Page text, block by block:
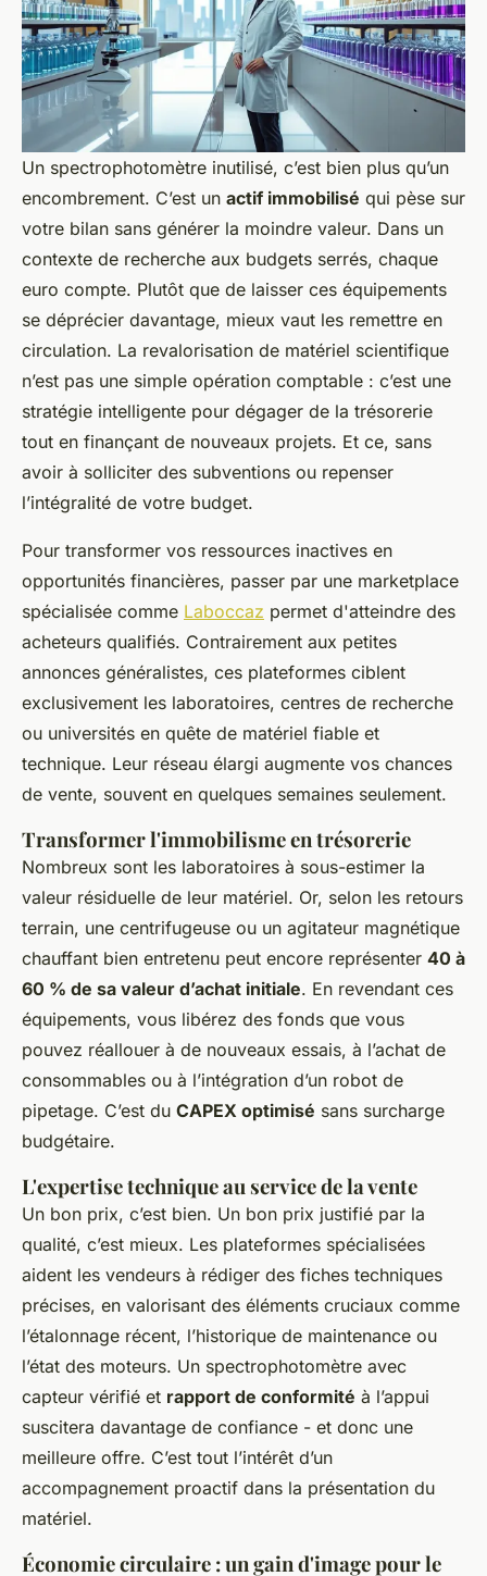
Un spectrophotomètre inutilisé, c’est bien plus qu’un
encombrement. C’est un actif immobilisé qui pèse sur
votre bilan sans générer la moindre valeur. Dans un
contexte de recherche aux budgets serrés, chaque
euro compte. Plutôt que de laisser ces équipements
se déprécier davantage, mieux vaut les remettre en
circulation. La revalorisation de matériel scientifique
n’est pas une simple opération comptable : c’est une
stratégie intelligente pour dégager de la trésorerie
tout en finançant de nouveaux projets. Et ce, sans
avoir à solliciter des subventions ou repenser
l’intégralité de votre budget.
Pour transformer vos ressources inactives en
opportunités financières, passer par une marketplace
spécialisée comme Laboccaz permet d'atteindre des
acheteurs qualifiés. Contrairement aux petites
annonces généralistes, ces plateformes ciblent
exclusivement les laboratoires, centres de recherche
ou universités en quête de matériel fiable et
technique. Leur réseau élargi augmente vos chances
de vente, souvent en quelques semaines seulement.
Transformer l'immobilisme en trésorerie
Nombreux sont les laboratoires à sous-estimer la
valeur résiduelle de leur matériel. Or, selon les retours
terrain, une centrifugeuse ou un agitateur magnétique
chauffant bien entretenu peut encore représenter 40 à
60 % de sa valeur d’achat initiale. En revendant ces
équipements, vous libérez des fonds que vous
pouvez réallouer à de nouveaux essais, à l’achat de
consommables ou à l’intégration d’un robot de
pipetage. C’est du CAPEX optimisé sans surcharge
budgétaire.
L'expertise technique au service de la vente
Un bon prix, c’est bien. Un bon prix justifié par la
qualité, c’est mieux. Les plateformes spécialisées
aident les vendeurs à rédiger des fiches techniques
précises, en valorisant des éléments cruciaux comme
l’étalonnage récent, l’historique de maintenance ou
l’état des moteurs. Un spectrophotomètre avec
capteur vérifié et rapport de conformité à l’appui
suscitera davantage de confiance - et donc une
meilleure offre. C’est tout l’intérêt d’un
accompagnement proactif dans la présentation du
matériel.
Économie circulaire : un gain d'image pour le